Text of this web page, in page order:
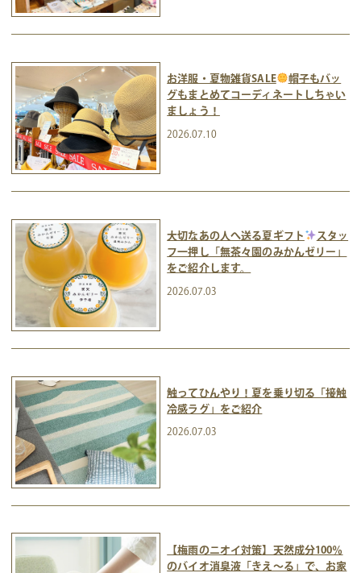
お洋服・夏物雑貨SALE
帽子もバッ
グもまとめてコーディネートしちゃい
ましょう！
2026.07.10
大切なあの人へ送る夏ギフト
スタッ
フ一押し「無茶々園のみかんゼリー」
をご紹介します。
2026.07.03
触ってひんやり！夏を乗り切る「接触
冷感ラグ」をご紹介
2026.07.03
【梅雨のニオイ対策】天然成分100％
のバイオ消臭液「きえ～る」で、お家